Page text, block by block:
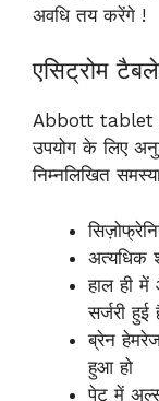
अवधि तय करेंगे !
एसिट्रोम
Abbott tablet
उपयोग के लिए
निम्नलिखित
अत्यधिक
हाल ही में
सर्जरी हुई
ब्रेन
हुआ हो
पेट में